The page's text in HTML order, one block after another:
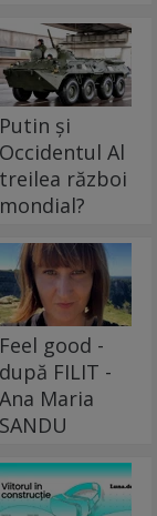
Putin și
Occidentul Al
treilea război
mondial?
Feel good -
după FILIT -
Ana Maria
SANDU